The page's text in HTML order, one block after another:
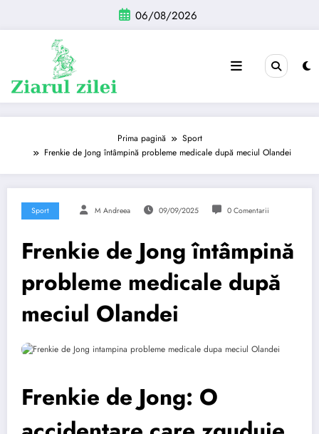
conținut
06/08/2026
Prima pagină
Sport
Frenkie de Jong întâmpină probleme medicale după meciul Olandei
Sport M Andreea 09/09/2025 0 Comentarii
Frenkie de Jong întâmpină
probleme medicale după
meciul Olandei
Frenkie de Jong: O